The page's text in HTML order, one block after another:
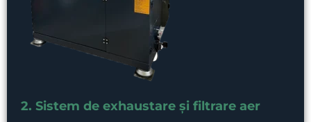
2. Sistem de exhaustare și filtrare aer